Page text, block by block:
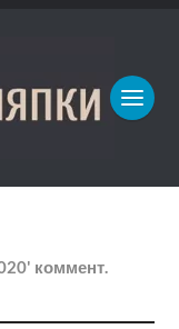
коммент.